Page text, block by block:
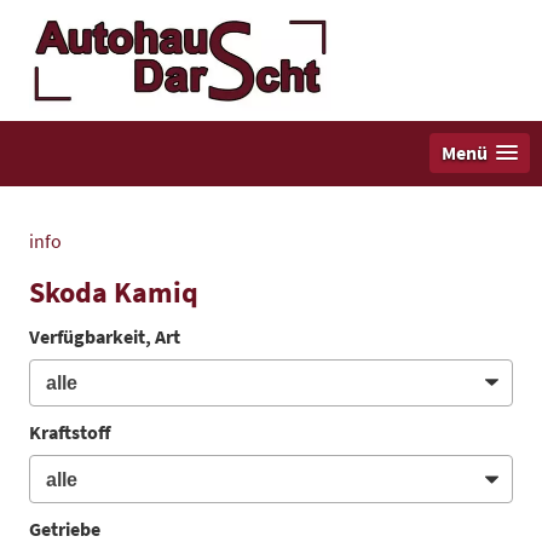
Menü
info
Skoda Kamiq
Verfügbarkeit, Art
Kraftstoff
Getriebe